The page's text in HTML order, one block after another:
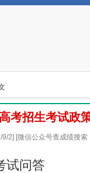
考招生考试政
2] [微信公众号查成绩搜索
试问答